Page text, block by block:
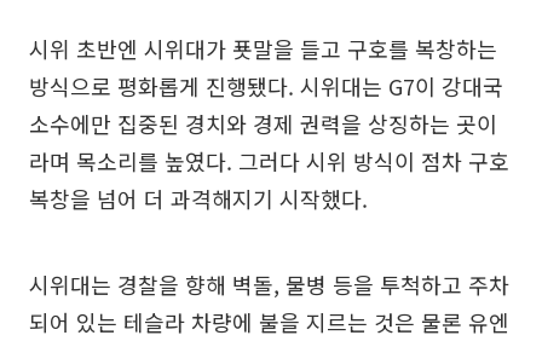
시위 초반엔 시위대가 푯말을 들고 구호를 복창하는
방식으로 평화롭게 진행됐다. 시위대는 G7이 강대국
소수에만 집중된 경치와 경제 권력을 상징하는 곳이
라며 목소리를 높였다. 그러다 시위 방식이 점차 구호
복창을 넘어 더 과격해지기 시작했다.
시위대는 경찰을 향해 벽돌, 물병 등을 투척하고 주차
되어 있는 테슬라 차량에 불을 지르는 것은 물론 유엔